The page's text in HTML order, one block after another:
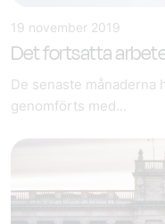
19 november 2019
Det fortsatta
De senaste månaderna
genomförts med...